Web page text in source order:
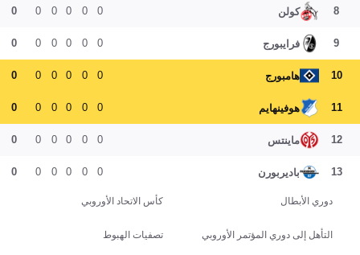
8 كولن 0
0
0
0
0
0
9 فرايبورج 0
0
0
0
0
0
10 هامبورج 0
0
0
0
0
0
11 هوفينهايم 0
0
0
0
0
0
12 ماينتس 0
0
0
0
0
0
13 باديربورن 0
0
0
0
0
0
دوري الأبطال كأس الاتحاد الأوروبي
التأهل إلى دوري المؤتمر الأوروبي تصفيات الهبوط